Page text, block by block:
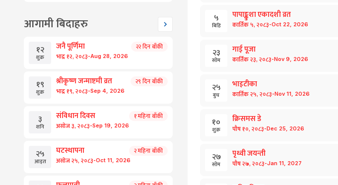
आगामी बिदाहरु
१२
शुक्र
जनै पूर्णिमा
भाद्र१२, २०८३-Aug 28, 2026
२२दिन बाँकी
१९
शुक्र
श्रीकृष्ण जन्माष्टमी व्रत
भाद्र१९, २०८३-Sep 4, 2026
२९ दिन बाँकी
३
शनि
संविधान दिवस
असोज३, २०८३-Sep 19, 2026
१महिना बाँकी
२५
आइत
घटस्थापना
असोज२५, २०८३-Oct 11, 2026
२महिना बाँकी
५
बिहि
पापा‌ङ्कुशा एकादशी व्रत
कार्तिक५, २०८३-Oct 22, 2026
२३
सोम
गाई पूजा
कार्तिक२३, २०८३-Nov 9, 2026
२५
बुध
भाइटीका
कार्तिक२५, २०८३-Nov 11, 2026
१०
शुक्र
क्रिसमस डे
पौष१०, २०८३-Dec 25, 2026
२७
सोम
पृथ्वी जयन्ती
पौष२७, २०८३-Jan 11, 2027